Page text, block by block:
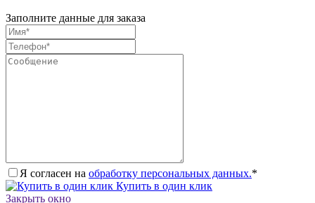
Заполните данные для заказа
Я согласен на обработку персональных данных.*
Купить в один клик
Закрыть окно